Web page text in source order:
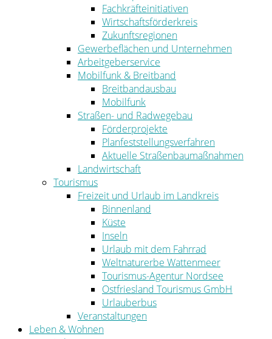
Fachkräfteinitiativen
Wirtschaftsförderkreis
Zukunftsregionen
Gewerbeflächen und Unternehmen
Arbeitgeberservice
Mobilfunk & Breitband
Breitbandausbau
Mobilfunk
Straßen- und Radwegebau
Förderprojekte
Planfeststellungsverfahren
Aktuelle Straßenbaumaßnahmen
Landwirtschaft
Tourismus
Freizeit und Urlaub im Landkreis
Binnenland
Küste
Inseln
Urlaub mit dem Fahrrad
Weltnaturerbe Wattenmeer
Tourismus-Agentur Nordsee
Ostfriesland Tourismus GmbH
Urlauberbus
Veranstaltungen
Leben & Wohnen